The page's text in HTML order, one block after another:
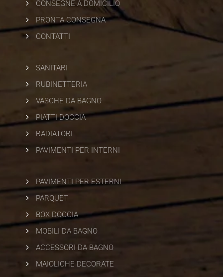
5
CONSEGNE A DOMICILIO
5
PRONTA CONSEGNA
5
CONTATTI
5
SANITARI
5
RUBINETTERIA
5
VASCHE DA BAGNO
5
PIATTI DOCCIA
5
RADIATORI
5
PAVIMENTI PER INTERNI
5
PAVIMENTI PER ESTERNI
5
PARQUET
5
BOX DOCCIA
5
MOBILI DA BAGNO
5
ACCESSORI DA BAGNO
5
MAIOLICHE DECORATE